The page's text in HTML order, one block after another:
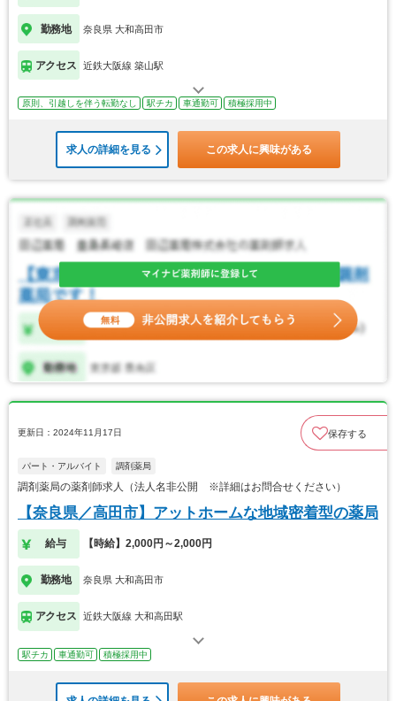
勤務地 奈良県 大和高田市
アクセス 近鉄大阪線 築山駅
原則、引越しを伴う転勤なし 駅チカ 車通勤可 積極採用中
求人の詳細を見る この求人に興味がある
更新日：2024年11月17日 保存する
パート・アルバイト 調剤薬局
調剤薬局の薬剤師求人（法人名非公開 ※詳細はお問合せください）
【奈良県／高田市】アットホームな地域密着型の薬局
給与 【時給】2,000円～2,000円
勤務地 奈良県 大和高田市
アクセス 近鉄大阪線 大和高田駅
駅チカ 車通勤可 積極採用中